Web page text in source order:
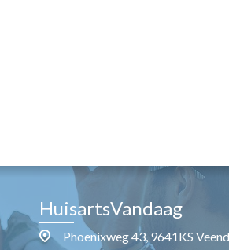
HuisartsVandaag
Phoenixweg 43, 9641KS